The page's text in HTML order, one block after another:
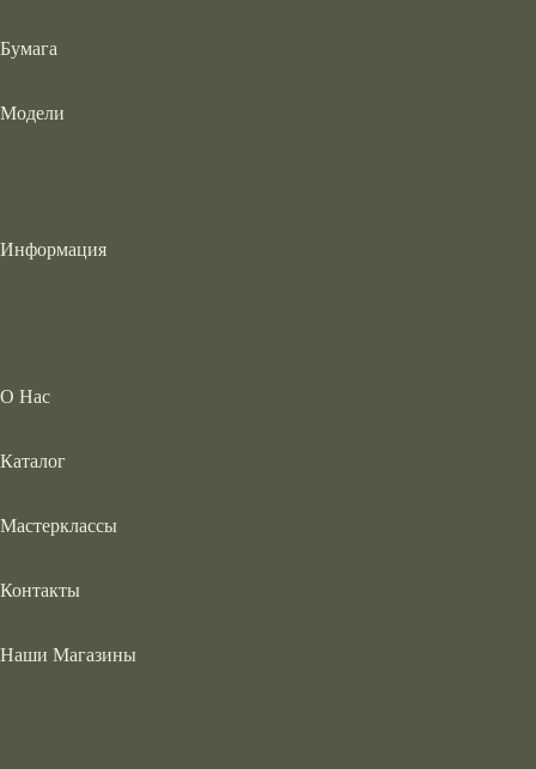
Бумага
Модели
Информация
О Нас
Каталог
Мастерклассы
Контакты
Наши Магазины